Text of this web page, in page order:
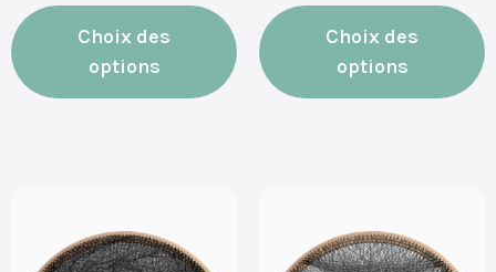
Choix des
options
Choix des
options